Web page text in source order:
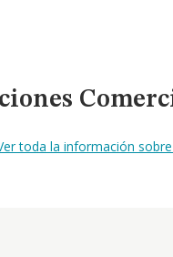
toda la información